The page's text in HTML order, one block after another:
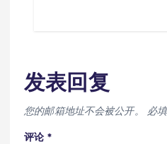
发表回复
您的邮箱地址不会被公开。 必
评论 *